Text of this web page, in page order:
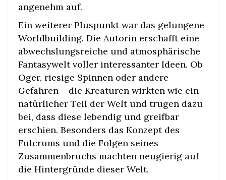
angenehm auf.
Ein weiterer Pluspunkt war das gelungene
Worldbuilding. Die Autorin erschafft eine
abwechslungsreiche und atmosphärische
Fantasywelt voller interessanter Ideen. Ob
Oger, riesige Spinnen oder andere
Gefahren – die Kreaturen wirkten wie ein
natürlicher Teil der Welt und trugen dazu
bei, dass diese lebendig und greifbar
erschien. Besonders das Konzept des
Fulcrums und die Folgen seines
Zusammenbruchs machten neugierig auf
die Hintergründe dieser Welt.